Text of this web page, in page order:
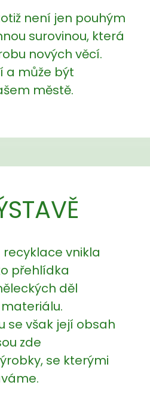
není jen pouhým
surovinou, která
nových věcí.
a může být
městě.
vnikla
přehlídka
děl
se však její obsah
zde
se kterými